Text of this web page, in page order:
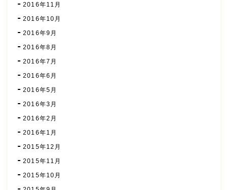
2016年11月
2016年10月
2016年9月
2016年8月
2016年7月
2016年6月
2016年5月
2016年3月
2016年2月
2016年1月
2015年12月
2015年11月
2015年10月